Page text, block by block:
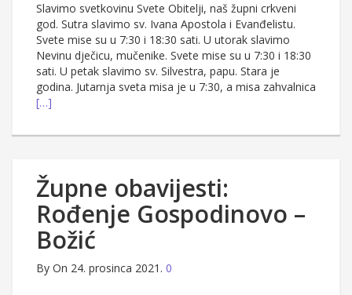
Slavimo svetkovinu Svete Obitelji, naš župni crkveni
god. Sutra slavimo sv. Ivana Apostola i Evanđelistu.
Svete mise su u 7:30 i 18:30 sati. U utorak slavimo
Nevinu dječicu, mučenike. Svete mise su u 7:30 i 18:30
sati. U petak slavimo sv. Silvestra, papu. Stara je
godina. Jutarnja sveta misa je u 7:30, a misa zahvalnica
[…]
Župne obavijesti:
Rođenje Gospodinovo –
Božić
By On 24. prosinca 2021. 0